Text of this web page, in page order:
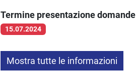
Termine presentazione domande
15.07.2024
Mostra tutte le informazioni